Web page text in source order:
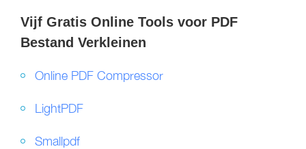
Vijf Gratis Online Tools voor PDF
Bestand Verkleinen
Online PDF Compressor
LightPDF
Smallpdf